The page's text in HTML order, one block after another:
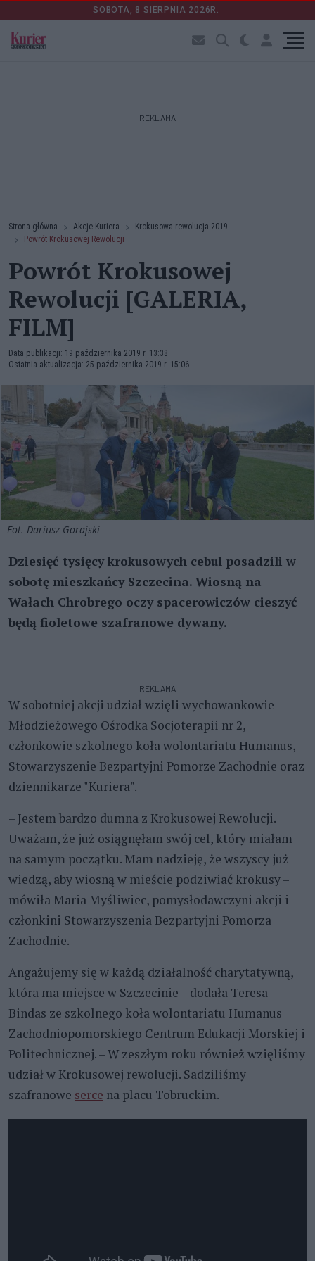
SOBOTA, 8 SIERPNIA 2026R.
REKLAMA
Strona główna Akcje Kuriera
Krokusowa rewolucja 2019
Powrót Krokusowej Rewolucji
Powrót Krokusowej
Rewolucji [GALERIA,
FILM]
Data publikacji: 19 października 2019 r. 13:38
Ostatnia aktualizacja: 25 października 2019 r. 15:06
Fot. Dariusz Gorajski
Dziesięć tysięcy krokusowych cebul posadzili w
sobotę mieszkańcy Szczecina. Wiosną na
Wałach Chrobrego oczy spacerowiczów cieszyć
będą fioletowe szafranowe dywany.
REKLAMA
W sobotniej akcji udział wzięli wychowankowie
Młodzieżowego Ośrodka Socjoterapii nr 2,
członkowie szkolnego koła wolontariatu Humanus,
Stowarzyszenie Bezpartyjni Pomorze Zachodnie oraz
dziennikarze "Kuriera".
– Jestem bardzo dumna z Krokusowej Rewolucji.
Uważam, że już osiągnęłam swój cel, który miałam
na samym początku. Mam nadzieję, że wszyscy już
wiedzą, aby wiosną w mieście podziwiać krokusy –
mówiła Maria Myśliwiec, pomysłodawczyni akcji i
członkini Stowarzyszenia Bezpartyjni Pomorza
Zachodnie.
Angażujemy się w każdą działalność charytatywną,
która ma miejsce w Szczecinie – dodała Teresa
Bindas ze szkolnego koła wolontariatu Humanus
Zachodniopomorskiego Centrum Edukacji Morskiej i
Politechnicznej. – W zeszłym roku również wzięliśmy
udział w Krokusowej rewolucji. Sadziliśmy
szafranowe serce na placu Tobruckim.